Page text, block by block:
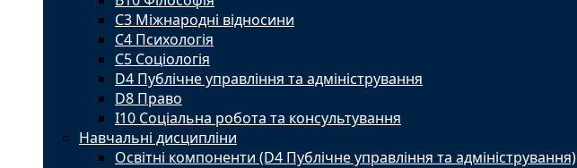
C3 Міжнародні відносини
C4 Психологія
С5 Соціологія
D4 Публічне управління та адміністрування
D8 Право
I10 Соціальна робота та консультування
Навчальні дисципліни
Освітні компоненти (D4 Публічне управління та адміністрування)